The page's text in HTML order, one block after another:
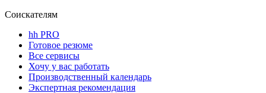
Соискателям
hh PRO
Готовое резюме
Все сервисы
Хочу у вас работать
Производственный календарь
Экспертная рекомендация